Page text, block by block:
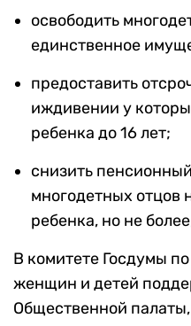
освободить
единственное
предоставить
иждивении у
ребенка до 16 лет;
снизить
многодетных отцов
ребенка, но не
В комитете Госдумы
женщин и детей
Общественной